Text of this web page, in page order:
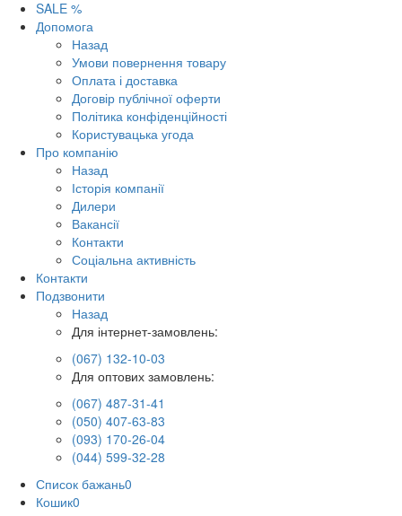
SALE %
Допомога
Назад
Умови повернення товару
Оплата і доставка
Договір публічної оферти
Політика конфіденційності
Користувацька угода
Про компанію
Назад
Історія компанії
Дилери
Вакансії
Контакти
Соціальна активність
Контакти
Подзвонити
Назад
Для інтернет-замовлень:
(067) 132-10-03
Для оптових замовлень:
(067) 487-31-41
(050) 407-63-83
(093) 170-26-04
(044) 599-32-28
Список бажань0
Кошик0